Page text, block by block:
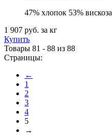
47% хлопок 53% вискоза
1 907 руб. за кг
Купить
Товары 81 - 88 из 88
Страницы:
←
1
2
3
4
5
→